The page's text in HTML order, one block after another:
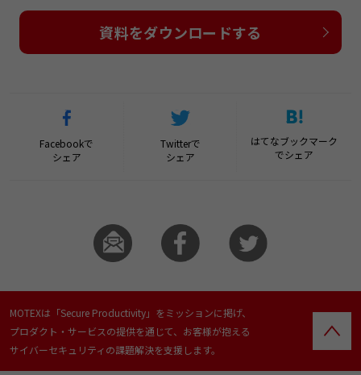
資料をダウンロードする
Facebookで
シェア
Twitterで
シェア
はてなブックマーク
でシェア
MOTEXは「Secure Productivity」をミッションに掲げ、
プロダクト・サービスの提供を通じて、お客様が抱える
サイバーセキュリティの課題解決を支援します。